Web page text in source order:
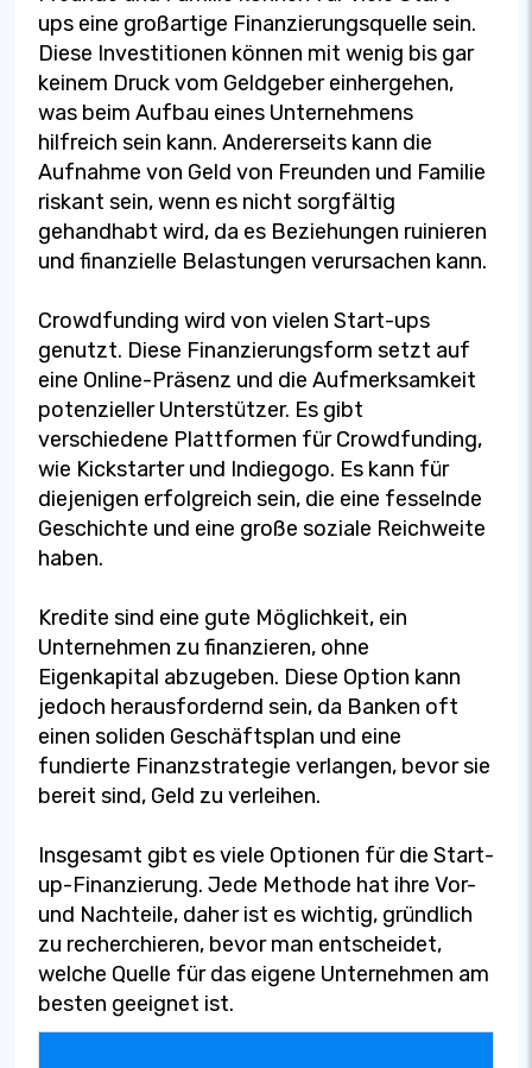
ups eine großartige Finanzierungsquelle sein.
Diese Investitionen können mit wenig bis gar
keinem Druck vom Geldgeber einhergehen,
was beim Aufbau eines Unternehmens
hilfreich sein kann. Andererseits kann die
Aufnahme von Geld von Freunden und Familie
riskant sein, wenn es nicht sorgfältig
gehandhabt wird, da es Beziehungen ruinieren
und finanzielle Belastungen verursachen kann.
Crowdfunding wird von vielen Start-ups
genutzt. Diese Finanzierungsform setzt auf
eine Online-Präsenz und die Aufmerksamkeit
potenzieller Unterstützer. Es gibt
verschiedene Plattformen für Crowdfunding,
wie Kickstarter und Indiegogo. Es kann für
diejenigen erfolgreich sein, die eine fesselnde
Geschichte und eine große soziale Reichweite
haben.
Kredite sind eine gute Möglichkeit, ein
Unternehmen zu finanzieren, ohne
Eigenkapital abzugeben. Diese Option kann
jedoch herausfordernd sein, da Banken oft
einen soliden Geschäftsplan und eine
fundierte Finanzstrategie verlangen, bevor sie
bereit sind, Geld zu verleihen.
Insgesamt gibt es viele Optionen für die Start-
up-Finanzierung. Jede Methode hat ihre Vor-
und Nachteile, daher ist es wichtig, gründlich
zu recherchieren, bevor man entscheidet,
welche Quelle für das eigene Unternehmen am
besten geeignet ist.